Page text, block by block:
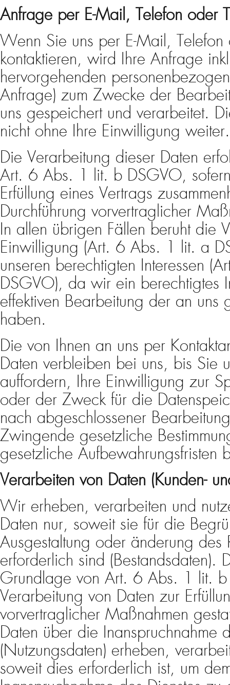
Anfrage per E-Mail, Telefon oder
Wenn Sie uns per E-Mail, Telefon
kontaktieren, wird Ihre Anfrage
hervorgehenden
Anfrage) zum Zwecke der
uns gespeichert und verarbeitet.
nicht ohne Ihre Einwilligung weiter.
Die Verarbeitung dieser Daten
Art. 6 Abs. 1 lit. b DSGVO,
Erfüllung eines Vertrags
Durchführung vorvertraglicher
In allen übrigen Fällen beruht die
Einwilligung (Art. 6 Abs. 1 lit. a
unseren berechtigten Interessen
DSGVO), da wir ein berechtigtes
effektiven Bearbeitung der an uns
haben.
Die von Ihnen an uns per
Daten verbleiben bei uns, bis Sie
auffordern, Ihre Einwilligung zur
oder der Zweck für die
nach abgeschlossener
Zwingende gesetzliche
gesetzliche Aufbewahrungsfristen
Verarbeiten von Daten (Kunden-
Wir erheben, verarbeiten und
Daten nur, soweit sie für die
Ausgestaltung oder änderung des
erforderlich sind (Bestandsdaten).
Grundlage von Art. 6 Abs. 1 lit.
Verarbeitung von Daten zur
vorvertraglicher Maßnahmen
Daten über die Inanspruchnahme
(Nutzungsdaten) erheben,
soweit dies erforderlich ist, um